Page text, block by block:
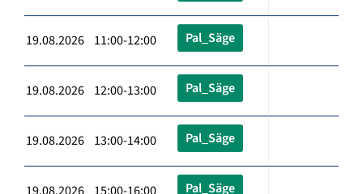
19.08.2026 11:00-12:00 Pal_Säge
19.08.2026 12:00-13:00 Pal_Säge
19.08.2026 13:00-14:00 Pal_Säge
Pal_Säge